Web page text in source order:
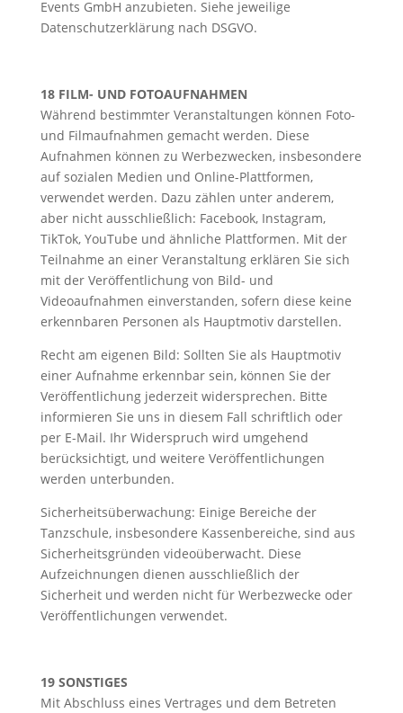
Events GmbH anzubieten. Siehe jeweilige
Datenschutzerklärung nach DSGVO.
18 FILM- UND FOTOAUFNAHMEN
Während bestimmter Veranstaltungen können Foto-
und Filmaufnahmen gemacht werden. Diese
Aufnahmen können zu Werbezwecken, insbesondere
auf sozialen Medien und Online-Plattformen,
verwendet werden. Dazu zählen unter anderem,
aber nicht ausschließlich: Facebook, Instagram,
TikTok, YouTube und ähnliche Plattformen. Mit der
Teilnahme an einer Veranstaltung erklären Sie sich
mit der Veröffentlichung von Bild- und
Videoaufnahmen einverstanden, sofern diese keine
erkennbaren Personen als Hauptmotiv darstellen.
Recht am eigenen Bild: Sollten Sie als Hauptmotiv
einer Aufnahme erkennbar sein, können Sie der
Veröffentlichung jederzeit widersprechen. Bitte
informieren Sie uns in diesem Fall schriftlich oder
per E-Mail. Ihr Widerspruch wird umgehend
berücksichtigt, und weitere Veröffentlichungen
werden unterbunden.
Sicherheitsüberwachung: Einige Bereiche der
Tanzschule, insbesondere Kassenbereiche, sind aus
Sicherheitsgründen videoüberwacht. Diese
Aufzeichnungen dienen ausschließlich der
Sicherheit und werden nicht für Werbezwecke oder
Veröffentlichungen verwendet.
19 SONSTIGES
Mit Abschluss eines Vertrages und dem Betreten